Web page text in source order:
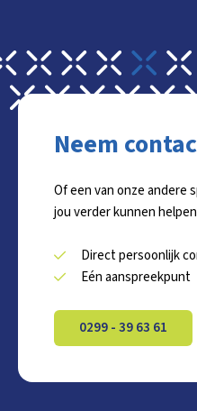
Neem
Of een van onze andere
jou verder kunnen
Direct persoonlijk
Eén aanspreekpunt
0299 - 39 63 61